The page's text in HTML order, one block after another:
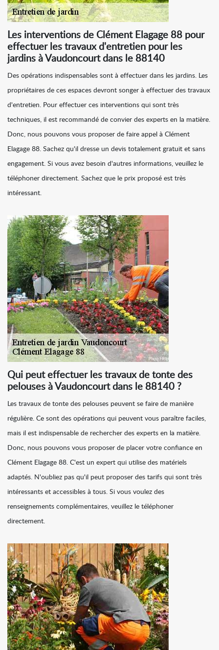
Les interventions de Clément Elagage 88 pour
effectuer les travaux d'entretien pour les
jardins à Vaudoncourt dans le 88140
Des opérations indispensables sont à effectuer dans les jardins. Les
propriétaires de ces espaces devront songer à effectuer des travaux
d'entretien. Pour effectuer ces interventions qui sont très
techniques, il est recommandé de convier des experts en la matière.
Donc, nous pouvons vous proposer de faire appel à Clément
Elagage 88. Sachez qu'il dresse un devis totalement gratuit et sans
engagement. Si vous avez besoin d'autres informations, veuillez le
téléphoner directement. Sachez que le prix proposé est très
intéressant.
Qui peut effectuer les travaux de tonte des
pelouses à Vaudoncourt dans le 88140 ?
Les travaux de tonte des pelouses peuvent se faire de manière
régulière. Ce sont des opérations qui peuvent vous paraître faciles,
mais il est indispensable de rechercher des experts en la matière.
Donc, nous pouvons vous proposer de placer votre confiance en
Clément Elagage 88. C'est un expert qui utilise des matériels
adaptés. N'oubliez pas qu'il peut proposer des tarifs qui sont très
intéressants et accessibles à tous. Si vous voulez des
renseignements complémentaires, veuillez le téléphoner
directement.